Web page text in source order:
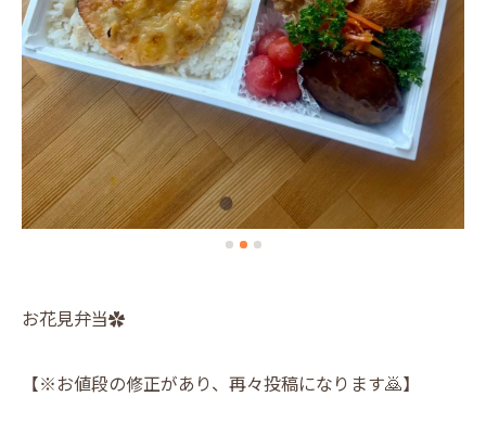
お花見弁当✿
【※お値段の修正があり、再々投稿になります🙇】